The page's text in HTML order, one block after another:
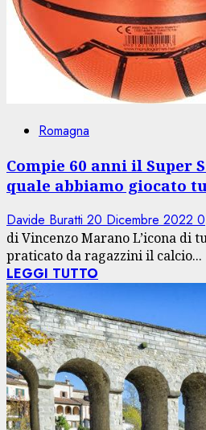
Romagna
Compie 60 anni il Super
quale abbiamo giocato
Davide Buratti 20 Dicembre 2022 0
di Vincenzo Marano L’icona di
praticato da ragazzini il calcio...
LEGGI TUTTO